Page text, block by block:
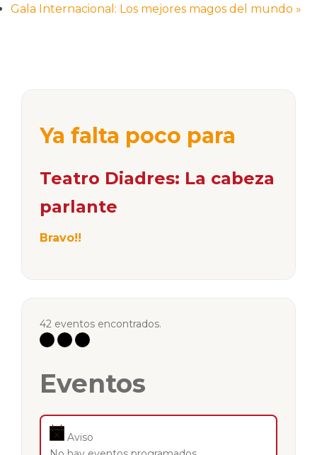
Gala Internacional: Los mejores magos del mundo »
Ya falta poco para
Teatro Diadres: La cabeza
parlante
Bravo!!
42 eventos encontrados.
Eventos
Aviso